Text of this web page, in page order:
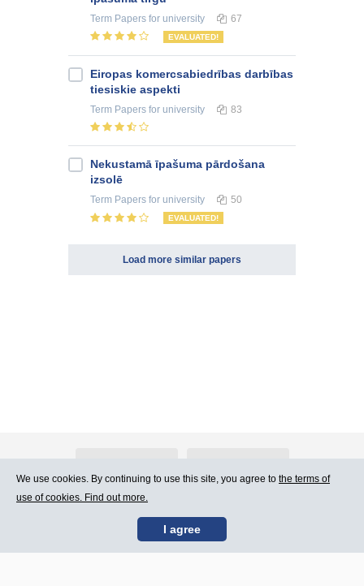
Term Papers for university 67
EVALUATED!
Eiropas komercsabiedrības darbības
tiesiskie aspekti
Term Papers for university 83
Nekustamā īpašuma pārdošana
izsolē
Term Papers for university 50
EVALUATED!
Load more similar papers
Contact Us Terms of Use
We use cookies. By continuing to use this site, you agree to the terms of
use of cookies. Find out more.
I agree